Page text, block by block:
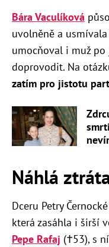
Bára Vaculíková
uvolněně a
umocňoval i muž
doprovodit. Na
zatím pro jistotu
Náhlá
Dceru Petry
která zasáhla i širší
Pepe Rafaj (†53), s